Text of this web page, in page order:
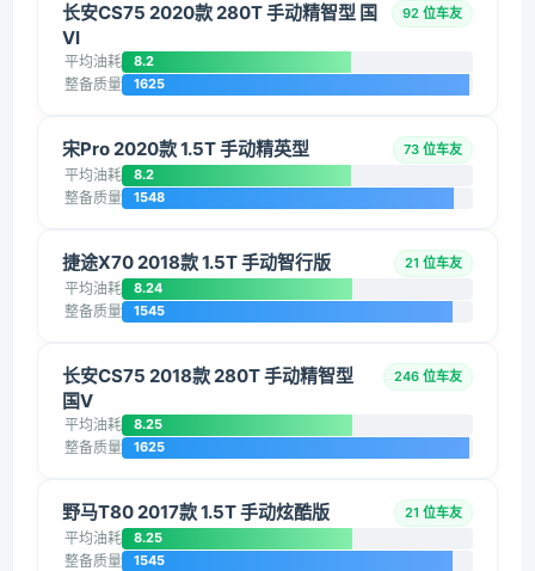
长安CS75 2020款 280T 手动精智型 国
VI
92 位车友
平均油耗 8.2
整备质量 1625
宋Pro 2020款 1.5T 手动精英型 73 位车友
平均油耗 8.2
整备质量 1548
捷途X70 2018款 1.5T 手动智行版 21 位车友
平均油耗 8.24
整备质量 1545
长安CS75 2018款 280T 手动精智型
国V
246 位车友
平均油耗 8.25
整备质量 1625
野马T80 2017款 1.5T 手动炫酷版 21 位车友
平均油耗 8.25
整备质量 1545